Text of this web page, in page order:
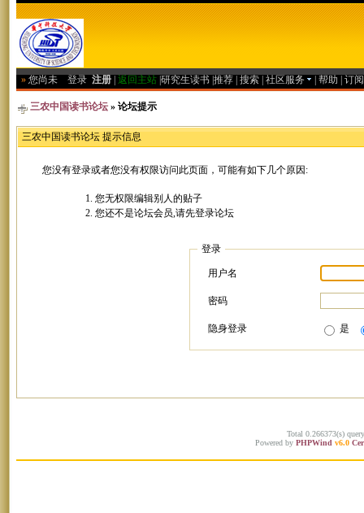
» 您尚未 登录 注册 返回主站 研究生读书 推荐 搜索 社区服务 帮助 订
三农中国读书论坛 » 论坛提示
三农中国读书论坛 提示信息
您没有登录或者您没有权限访问此页面，可能有如下几个原因:
您无权限编辑别人的贴子
您还不是论坛会员,请先登录论坛
登录
用户名
密码
隐身登录 是
Total 0.266373(s)
Powered by PHPWind v6.0